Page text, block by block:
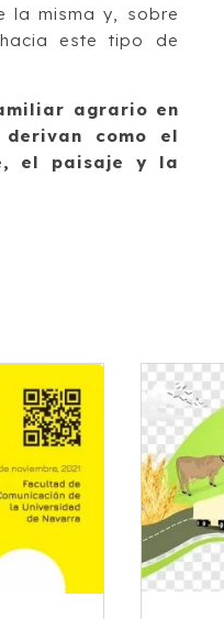
la misma y, sobre
este tipo de
agrario en
como el
el paisaje y la